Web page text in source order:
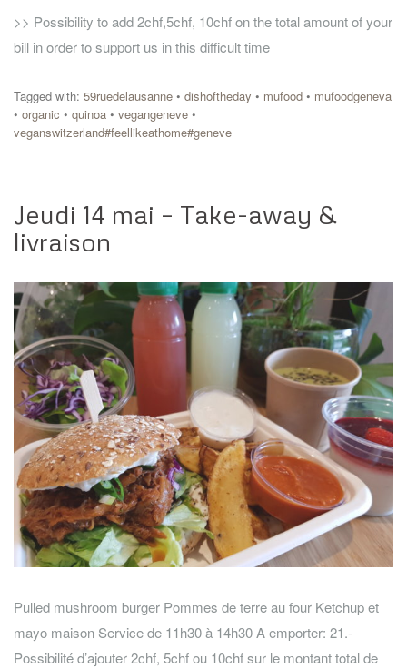
>> Possibility to add 2chf,5chf, 10chf on the total amount of your
bill in order to support us in this difficult time
Tagged with: 59ruedelausanne • dishoftheday • mufood • mufoodgeneva
• organic • quinoa • vegangeneve •
veganswitzerland#feellikeathome#geneve
Jeudi 14 mai – Take-away &
livraison
Pulled mushroom burger Pommes de terre au four Ketchup et
mayo maison Service de 11h30 à 14h30 A emporter: 21.-
Possibilité d’ajouter 2chf, 5chf ou 10chf sur le montant total de